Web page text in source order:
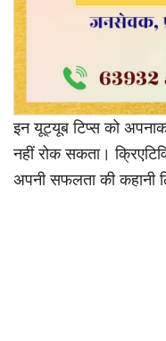
इन यूट्यूब टिप्स को
नहीं रोक सकता।
अपनी सफलता की कहानी